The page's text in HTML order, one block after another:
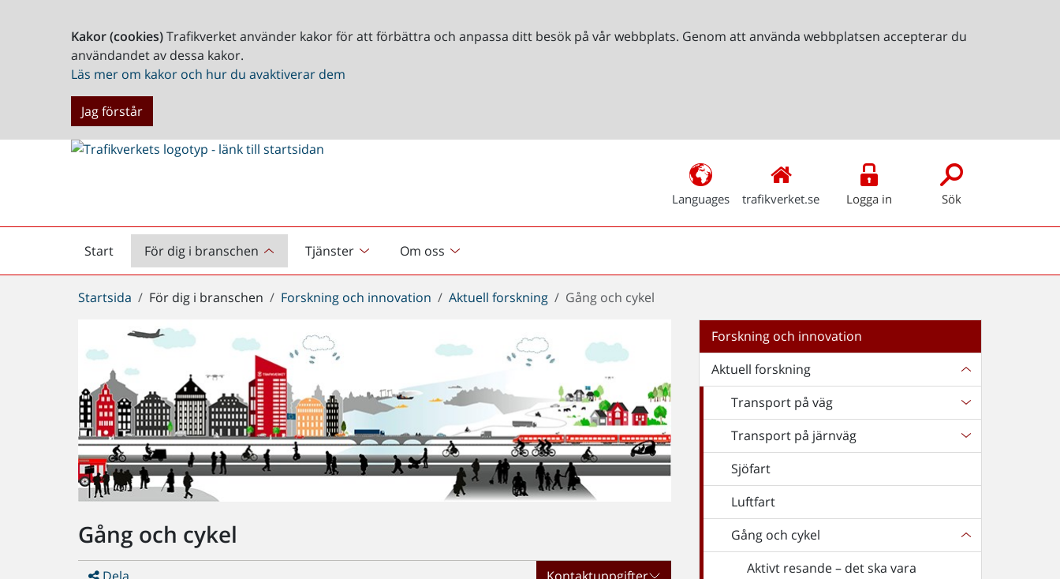
Kakor (cookies)Trafikverket använder kakor för att förbättra och anpassa ditt besök på vår webbplats. Genom att använda webbplatsen accepterar du
användandet av dessa kakor.
Läs mer om kakor och hur du avaktiverar dem
Jag förstår
Languages trafikverket.se Logga in Sök
Start
Startsida För dig i branschen Tjänster Om oss
Du
Startsida För dig i branschen Forskning och innovation Aktuell forskning Gång och cykel
Gång och cykel
Forskning och innovation
Aktuell forskning
Transport på väg
Transport på järnväg
Sjöfart
Luftfart
Gång och cykel
Aktivt resande – det ska vara